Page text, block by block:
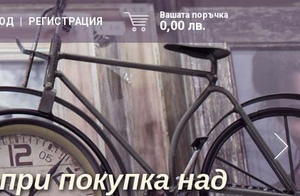
Вашата поръчка
0,00 лв.
| РЕГИСТРАЦИЯ
покупка над